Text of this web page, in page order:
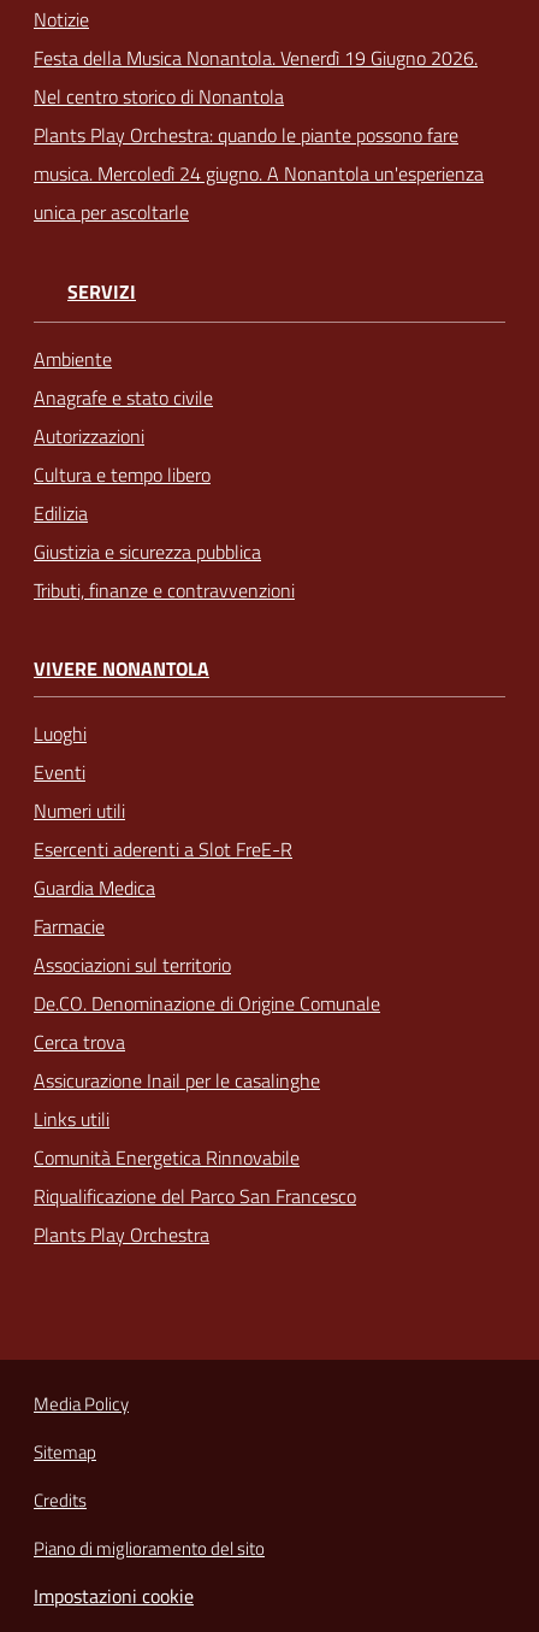
Notizie
Festa della Musica Nonantola. Venerdì 19 Giugno 2026.
Nel centro storico di Nonantola
Plants Play Orchestra: quando le piante possono fare
musica. Mercoledì 24 giugno. A Nonantola un'esperienza
unica per ascoltarle
SERVIZI
Ambiente
Anagrafe e stato civile
Autorizzazioni
Cultura e tempo libero
Edilizia
Giustizia e sicurezza pubblica
Tributi, finanze e contravvenzioni
VIVERE NONANTOLA
Luoghi
Eventi
Numeri utili
Esercenti aderenti a Slot FreE-R
Guardia Medica
Farmacie
Associazioni sul territorio
De.CO. Denominazione di Origine Comunale
Cerca trova
Assicurazione Inail per le casalinghe
Links utili
Comunità Energetica Rinnovabile
Riqualificazione del Parco San Francesco
Plants Play Orchestra
Media Policy
Sitemap
Credits
Piano di miglioramento del sito
Impostazioni cookie